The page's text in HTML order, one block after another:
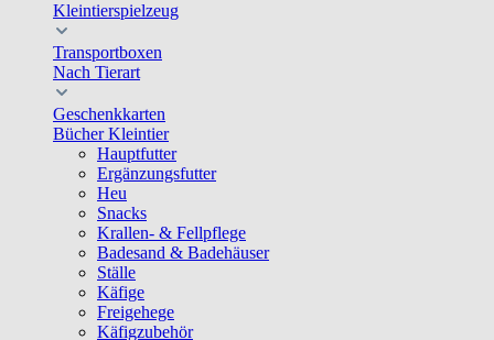
Kleintierspielzeug
Transportboxen
Nach Tierart
Geschenkkarten
Bücher Kleintier
Hauptfutter
Ergänzungsfutter
Heu
Snacks
Krallen- & Fellpflege
Badesand & Badehäuser
Ställe
Käfige
Freigehege
Käfigzubehör